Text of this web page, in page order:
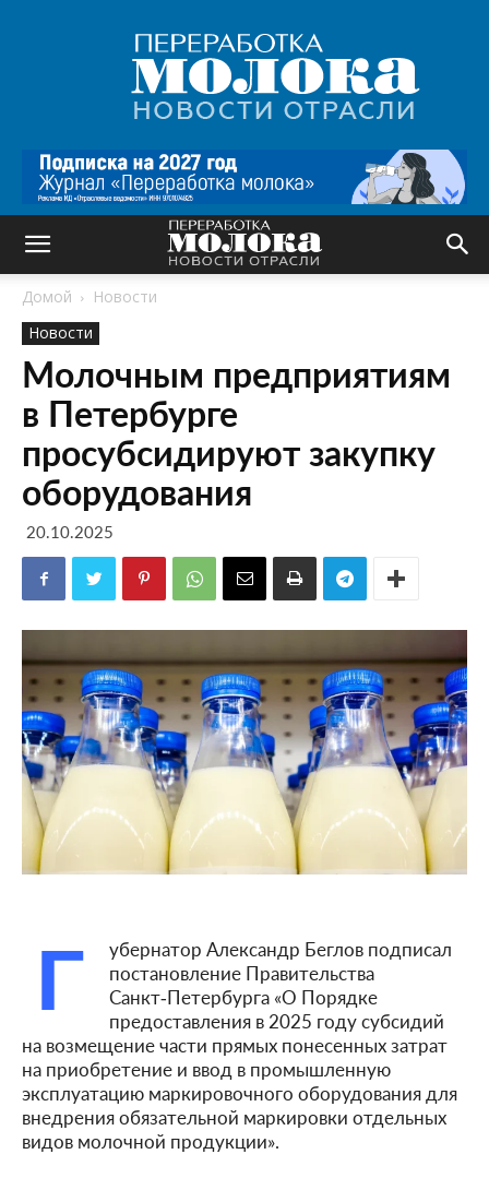
Переработка
молока
|
Новости
Домой
Новости
Новости
Молочным предприятиям
в Петербурге
просубсидируют закупку
оборудования
20.10.2025
Г
убернатор Александр Беглов подписал
постановление Правительства
Санкт‑Петербурга «О Порядке
предоставления в 2025 году субсидий
на возмещение части прямых понесенных затрат
на приобретение и ввод в промышленную
эксплуатацию маркировочного оборудования для
внедрения обязательной маркировки отдельных
видов молочной продукции».